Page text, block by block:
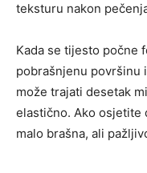
teksturu nakon
Kada se tijesto počne
pobrašnjenu površinu
može trajati desetak
elastično. Ako osjetite
malo brašna, ali